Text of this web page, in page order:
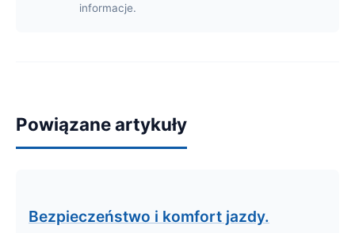
informacje.
Powiązane artykuły
Bezpieczeństwo i komfort jazdy.